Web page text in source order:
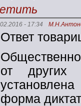
- 17:34
Ответ
от других
форма